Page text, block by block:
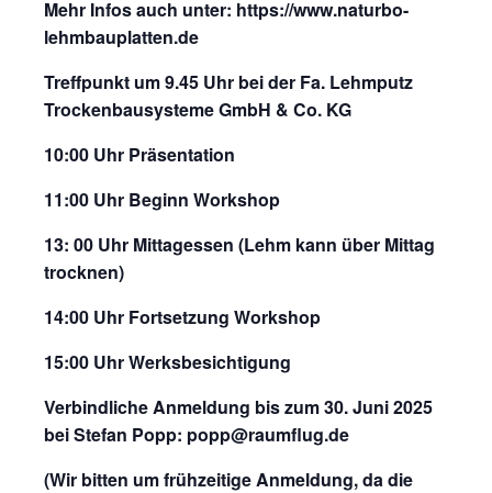
Mehr Infos auch unter: https://www.naturbo-
lehmbauplatten.de
Treffpunkt um 9.45 Uhr bei der Fa. Lehmputz
Trockenbausysteme GmbH & Co. KG
10:00 Uhr Präsentation
11:00 Uhr Beginn Workshop
13: 00 Uhr Mittagessen (Lehm kann über Mittag
trocknen)
14:00 Uhr Fortsetzung Workshop
15:00 Uhr Werksbesichtigung
Verbindliche Anmeldung bis zum 30. Juni 2025
bei Stefan Popp: popp@raumflug.de
(Wir bitten um frühzeitige Anmeldung, da die